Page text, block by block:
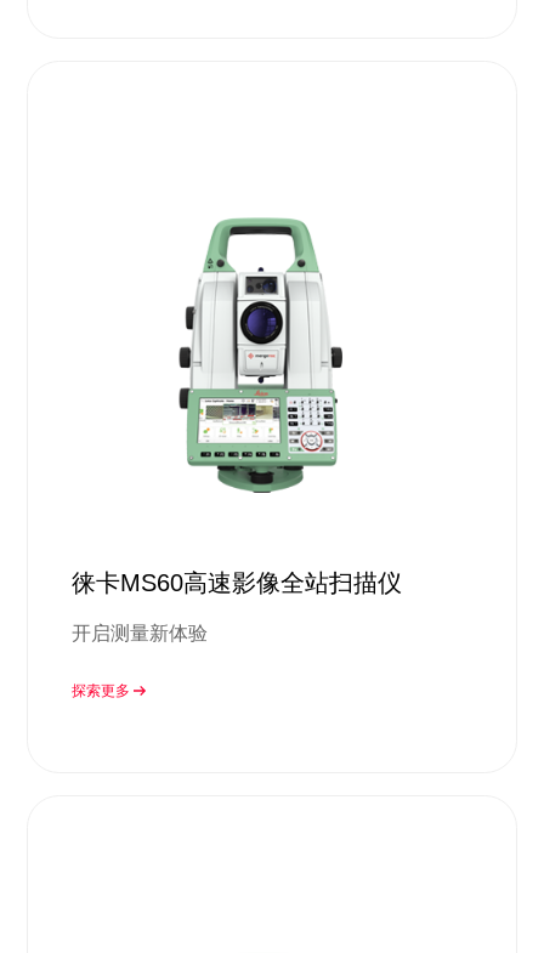
徕卡MS60高速影像全站扫描仪
开启测量新体验
探索更多